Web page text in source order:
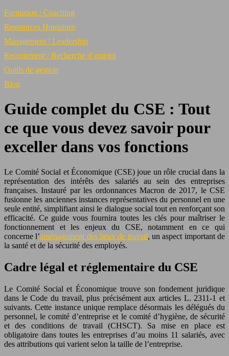
Formation / Coaching
Ressources Humaines
Management / Leadership
Recrutement / Recherche d’emploi
Outils de gestion
Blog
Guide complet du CSE : Tout
ce que vous devez savoir pour
exceller dans vos fonctions
Le Comité Social et Économique (CSE) joue un rôle crucial dans la
représentation des intérêts des salariés au sein des entreprises
françaises. Instauré par les ordonnances Macron de 2017, le CSE
fusionne les anciennes instances représentatives du personnel en une
seule entité, simplifiant ainsi le dialogue social tout en renforçant son
efficacité. Ce guide vous fournira toutes les clés pour maîtriser le
fonctionnement et les enjeux du CSE, notamment en ce qui
concerne l’aménagement des lieux de travail, un aspect important de
la santé et de la sécurité des employés.
Cadre légal et réglementaire du CSE
Le Comité Social et Économique trouve son fondement juridique
dans le Code du travail, plus précisément aux articles L. 2311-1 et
suivants. Cette instance unique remplace désormais les délégués du
personnel, le comité d’entreprise et le comité d’hygiène, de sécurité
et des conditions de travail (CHSCT). Sa mise en place est
obligatoire dans toutes les entreprises d’au moins 11 salariés, avec
des attributions qui varient selon la taille de l’entreprise.